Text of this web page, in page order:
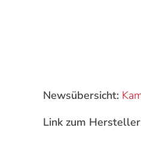
Newsübersicht:
Link zum